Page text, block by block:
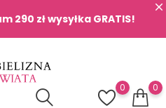
290 zł wysyłka GRATIS!
0
0